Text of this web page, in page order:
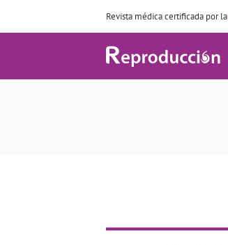
Revista médica certificada por la